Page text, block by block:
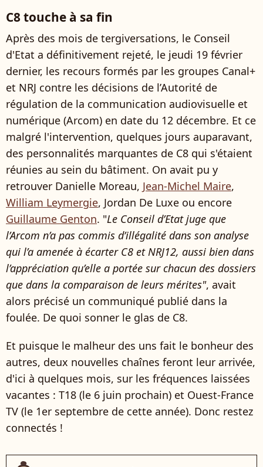
C8 touche à sa fin
Après des mois de tergiversations, le Conseil
d'Etat a définitivement rejeté, le jeudi 19 février
dernier, les recours formés par les groupes Canal+
et NRJ contre les décisions de l’Autorité de
régulation de la communication audiovisuelle et
numérique (Arcom) en date du 12 décembre. Et ce
malgré l'intervention, quelques jours auparavant,
des personnalités marquantes de C8 qui s'étaient
réunies au sein du bâtiment. On avait pu y
retrouver Danielle Moreau, Jean-Michel Maire,
William Leymergie, Jordan De Luxe ou encore
Guillaume Genton. "Le Conseil d’Etat juge que
l’Arcom n’a pas commis d’illégalité dans son analyse
qui l’a amenée à écarter C8 et NRJ12, aussi bien dans
l’appréciation qu’elle a portée sur chacun des dossiers
que dans la comparaison de leurs mérites", avait
alors précisé un communiqué publié dans la
foulée. De quoi sonner le glas de C8.
Et puisque le malheur des uns fait le bonheur des
autres, deux nouvelles chaînes feront leur arrivée,
d'ici à quelques mois, sur les fréquences laissées
vacantes : T18 (le 6 juin prochain) et Ouest-France
TV (le 1er septembre de cette année). Donc restez
connectés !